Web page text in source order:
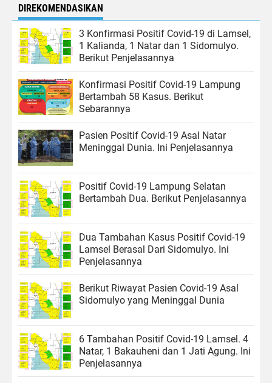
DIREKOMENDASIKAN
3 Konfirmasi Positif Covid-19 di Lamsel,
1 Kalianda, 1 Natar dan 1 Sidomulyo.
Berikut Penjelasannya
Konfirmasi Positif Covid-19 Lampung
Bertambah 58 Kasus. Berikut
Sebarannya
Pasien Positif Covid-19 Asal Natar
Meninggal Dunia. Ini Penjelasannya
Positif Covid-19 Lampung Selatan
Bertambah Dua. Berikut Penjelasannya
Dua Tambahan Kasus Positif Covid-19
Lamsel Berasal Dari Sidomulyo. Ini
Penjelasannya
Berikut Riwayat Pasien Covid-19 Asal
Sidomulyo yang Meninggal Dunia
6 Tambahan Positif Covid-19 Lamsel. 4
Natar, 1 Bakauheni dan 1 Jati Agung. Ini
Penjelasannya